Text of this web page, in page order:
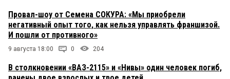
Провал-шоу от Семена СОКУРА: «Мы приобрели
негативный опыт того, как нельзя управлять франшизой.
И пошли от противного»
9 августа 18:00 0 204
В столкновении «ВАЗ-2115» и «Нивы» один человек погиб,